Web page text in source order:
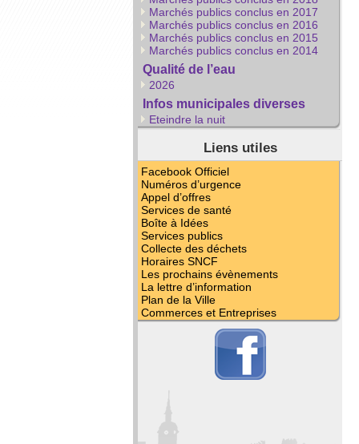
Marchés publics conclus en 2017
Marchés publics conclus en 2016
Marchés publics conclus en 2015
Marchés publics conclus en 2014
Qualité de l’eau
2026
Infos municipales diverses
Eteindre la nuit
Liens utiles
Facebook Officiel
Numéros d’urgence
Appel d’offres
Services de santé
Boîte à Idées
Services publics
Collecte des déchets
Horaires SNCF
Les prochains évènements
La lettre d’information
Plan de la Ville
Commerces et Entreprises